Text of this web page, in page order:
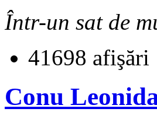
Într-un sat de
41698 afişări
Conu